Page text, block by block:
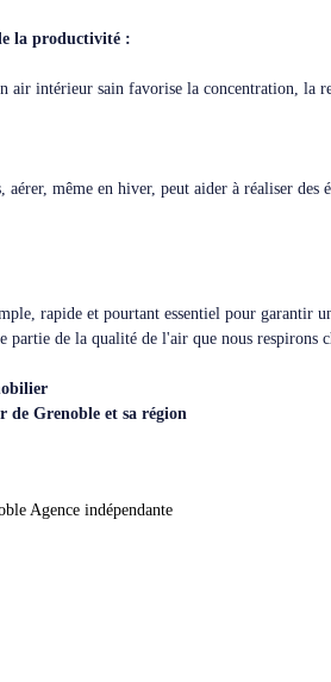
la productivité :
air intérieur sain favorise la concentration, la
aérer, même en hiver, peut aider à réaliser
rapide et pourtant essentiel pour
partie de la qualité de l'air que nous
de Grenoble et sa région